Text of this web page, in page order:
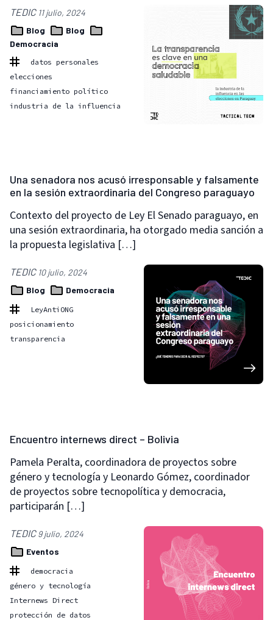
TEDIC 11 julio, 2024
Blog
Blog
Democracia
datos personales
elecciones
financiamiento político
industria de la influencia
Una senadora nos acusó irresponsable y falsamente
en la sesión extraordinaria del Congreso paraguayo
Contexto del proyecto de Ley El Senado paraguayo, en
una sesión extraordinaria, ha otorgado media sanción a
la propuesta legislativa […]
TEDIC 10 julio, 2024
Blog
Democracia
LeyAntiONG
posicionamiento
transparencia
Encuentro internews direct – Bolivia
Pamela Peralta, coordinadora de proyectos sobre
género y tecnología y Leonardo Gómez, coordinador
de proyectos sobre tecnopolítica y democracia,
participarán […]
TEDIC9 julio, 2024
Eventos
democracia
género y tecnología
Internews Direct
protección de datos